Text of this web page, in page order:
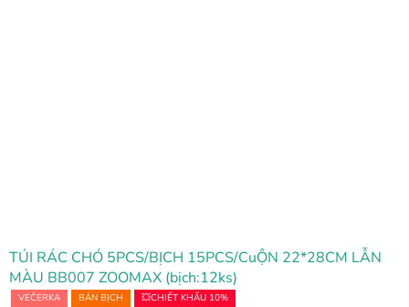
h
ẩ
m
TÚI RÁC CHÓ 5PCS/BỊCH 15PCS/CuỘN 22*28CM LẪN
MÀU BB007 ZOOMAX (bịch:12ks)
VEČERKA BÁN BỊCH 💥CHIẾT KHẤU 10%